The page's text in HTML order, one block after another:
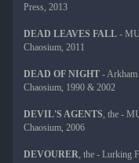
Press, 2013
DEAD LEAVES FALL-
Chaosium, 2011
DEAD OF NIGHT- Arkham
Chaosium, 1990 & 2002
DEVIL'S AGENTS , the -
Chaosium, 2006
DEVOURER , the - Lurking